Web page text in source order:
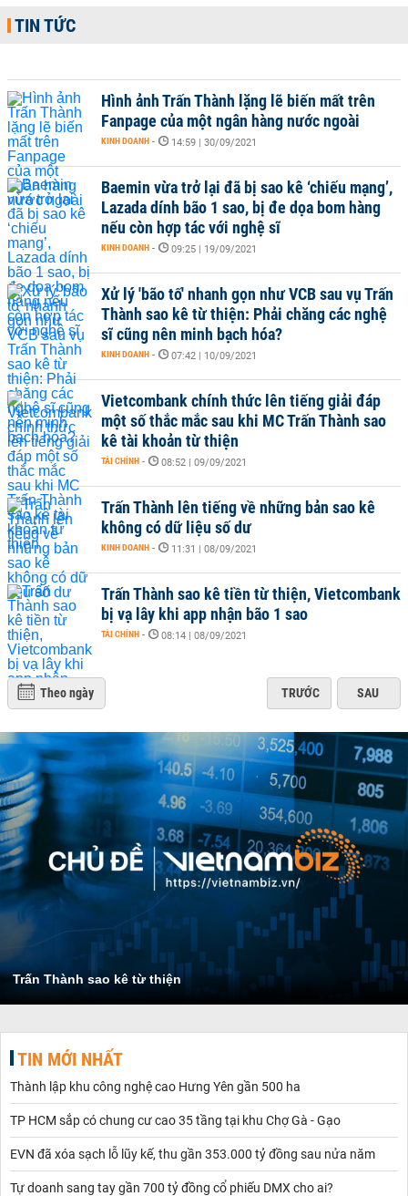
TIN TỨC
Hình ảnh Trấn Thành lặng lẽ biến mất trên
Fanpage của một ngân hàng nước ngoài
KINH DOANH - 14:59 | 30/09/2021
Baemin vừa trở lại đã bị sao kê ‘chiếu mạng’,
Lazada dính bão 1 sao, bị đe dọa bom hàng
nếu còn hợp tác với nghệ sĩ
KINH DOANH - 09:25 | 19/09/2021
Xử lý 'bão tố' nhanh gọn như VCB sau vụ Trấn
Thành sao kê từ thiện: Phải chăng các nghệ
sĩ cũng nên minh bạch hóa?
KINH DOANH - 07:42 | 10/09/2021
Vietcombank chính thức lên tiếng giải đáp
một số thắc mắc sau khi MC Trấn Thành sao
kê tài khoản từ thiện
TÀI CHÍNH - 08:52 | 09/09/2021
Trấn Thành lên tiếng về những bản sao kê
không có dữ liệu số dư
KINH DOANH - 11:31 | 08/09/2021
Trấn Thành sao kê tiền từ thiện, Vietcombank
bị vạ lây khi app nhận bão 1 sao
TÀI CHÍNH - 08:14 | 08/09/2021
Theo ngày TRƯỚC SAU
Trấn Thành sao kê từ thiện
TIN MỚI NHẤT
Thành lập khu công nghệ cao Hưng Yên gần 500 ha
TP HCM sắp có chung cư cao 35 tầng tại khu Chợ Gà - Gạo
EVN đã xóa sạch lỗ lũy kế, thu gần 353.000 tỷ đồng sau nửa năm
Tự doanh sang tay gần 700 tỷ đồng cổ phiếu DMX cho ai?